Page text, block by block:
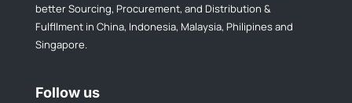
better Sourcing, Procurement, and Distribution &
Fulfllment in China, Indonesia, Malaysia, Philipines and
Singapore.
Follow us